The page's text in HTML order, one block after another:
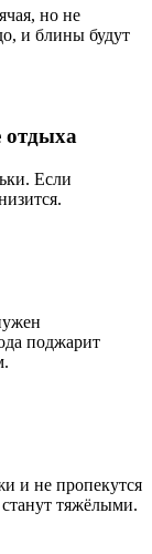
но не
и блины будут
отдыха
Если
поджарит
и не пропекутся
тяжёлыми.